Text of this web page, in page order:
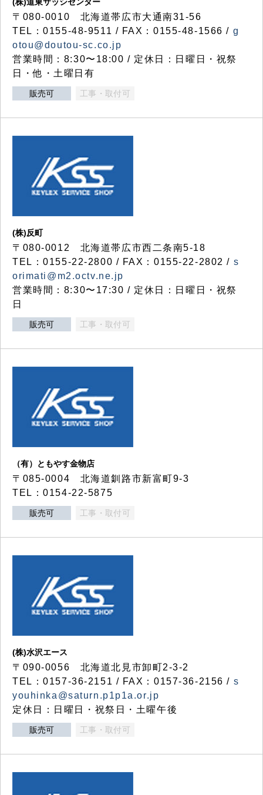
〒080-0010 北海道帯広市大通南31-56
TEL：0155-48-9511 / FAX：0155-48-1566 / g
otou@doutou-sc.co.jp
営業時間：8:30〜18:00 / 定休日：日曜日・祝祭
日・他・土曜日有
販売可 工事・取付可
(株)反町
〒080-0012 北海道帯広市西二条南5-18
TEL：0155-22-2800 / FAX：0155-22-2802 / s
orimati@m2.octv.ne.jp
営業時間：8:30〜17:30 / 定休日：日曜日・祝祭
日
販売可 工事・取付可
（有）ともやす金物店
〒085-0004 北海道釧路市新富町9-3
TEL：0154-22-5875
販売可 工事・取付可
(株)水沢エース
〒090-0056 北海道北見市卸町2-3-2
TEL：0157-36-2151 / FAX：0157-36-2156 / s
youhinka@saturn.p1p1a.or.jp
定休日：日曜日・祝祭日・土曜午後
販売可 工事・取付可